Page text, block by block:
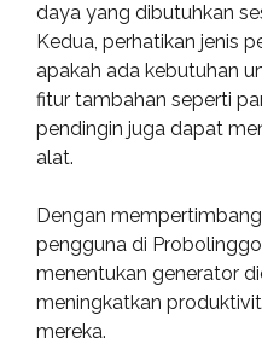
daya yang dibutuhkan
Kedua, perhatikan jenis
apakah ada kebutuhan
fitur tambahan seperti
pendingin juga dapat
alat.
Dengan
pengguna di
menentukan generator
meningkatkan
mereka.